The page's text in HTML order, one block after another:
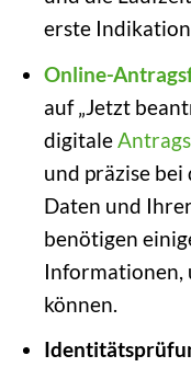
erste
Online-
auf „Jetzt
digitale
und präzise
Daten und
benötigen
Informationen,
können.